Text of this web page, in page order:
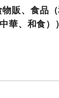
販、食品
華、和食））